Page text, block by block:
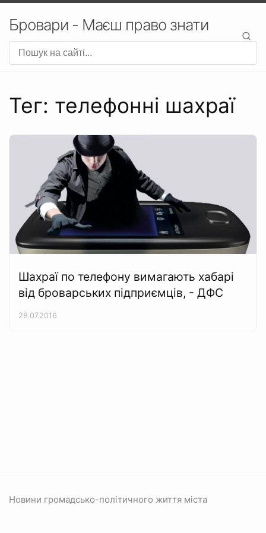
Бровари - Маєш право знати
Тег: телефонні шахраї
Шахраї по телефону вимагають хабарі
від броварських підприємців, - ДФС
28.07.2016
Новини громадсько-політичного життя міста